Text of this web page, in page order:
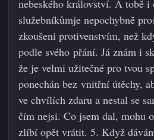
nebeského království. A tobě
služebníkůmje nepochybně
zkoušeni protivenstvím, než
podle svého přání. Já znám i
že je velmi užitečné pro tvou
ponechán bez vnitřní útěchy,
ve chvílích zdaru a nestal se
čím nejsi. Co jsem dal, mohu
zlíbí opět vrátit. 5. Když